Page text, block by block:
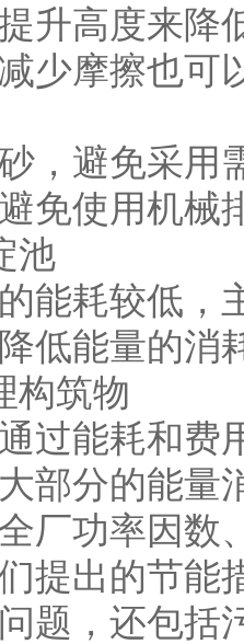
升高度来降
少摩擦也可
，避免采用
免使用机械
池
能耗较低，
低能量的消
构筑物
过能耗和费
部分的能量
厂功率因数
提出的节能
题，还包括